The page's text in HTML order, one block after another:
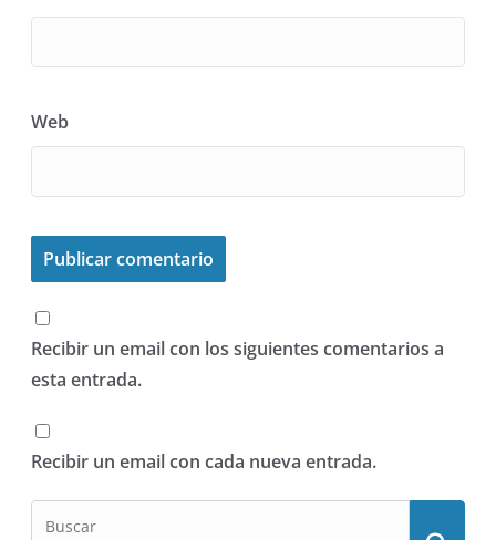
Web
Recibir un email con los siguientes comentarios a
esta entrada.
Recibir un email con cada nueva entrada.